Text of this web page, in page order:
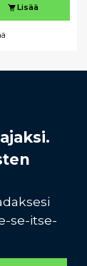
Lisää
se-itse-